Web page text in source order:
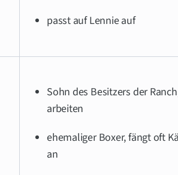
passt auf Lennie auf
Sohn des Besitzers der
arbeiten
ehemaliger Boxer, fängt oft
an